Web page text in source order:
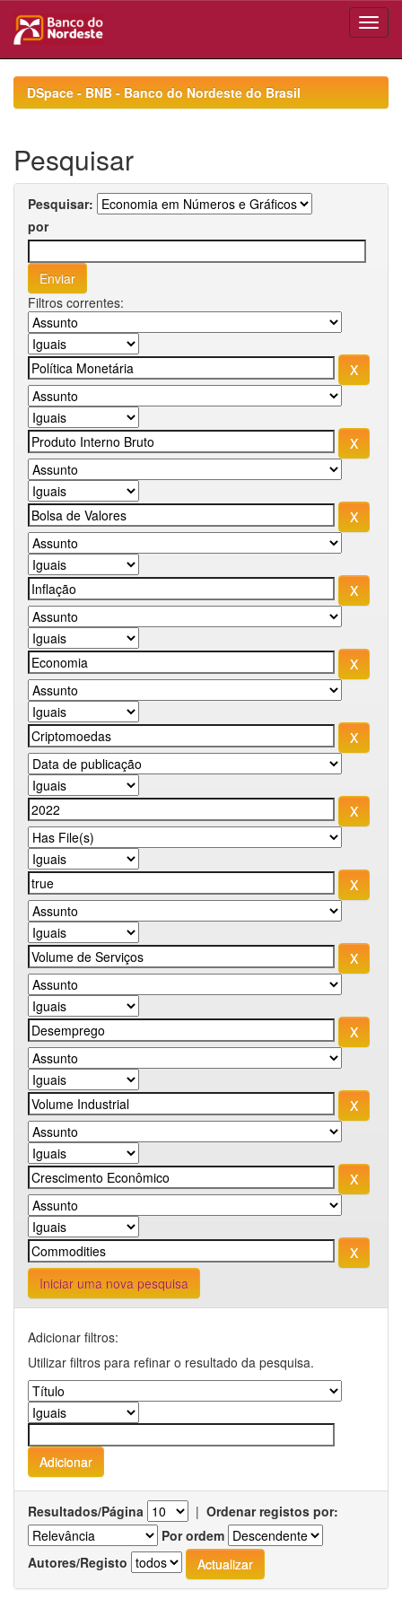
navigationDSpace - BNB - Banco do Nordeste do Brasil
Pesquisar
Pesquisar:
por
Filtros correntes:
Iniciar uma nova pesquisa
Adicionar filtros:
Utilizar filtros para refinar o resultado da pesquisa.
Resultados/Página | Ordenar registos por:
Por ordem
Autores/Registo